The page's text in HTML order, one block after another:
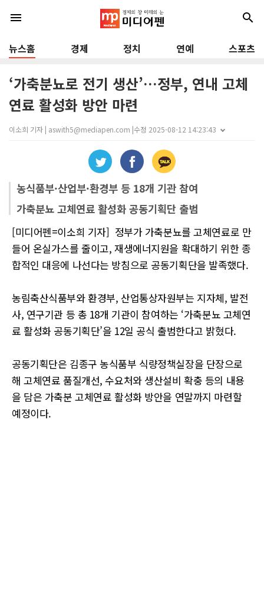
menu search
뉴스홈 경제 정치 연예 스포츠
‘가축분뇨로 전기 생산’…정부, 연내 고체
연료 활성화 방안 마련
이소희 기자 | aswith5@mediapen.com |수정 2025-08-12 14:23:43
농식품부·산업부·환경부 등 18개 기관 참여
가축분뇨 고체연료 활성화 공동기획단 출범
[미디어펜=이소희 기자] 정부가 가축분뇨를 고체연료로 만
들어 온실가스를 줄이고, 재생에너지원을 확대하기 위한 종
합적인 대응에 나선다는 방침으로 공동기획단을 발족했다.
농림축산식품부와 환경부, 산업통상자원부는 지자체, 발전
사, 연구기관 등 총 18개 기관이 참여하는 ‘가축분뇨 고체연
료 활성화 공동기획단’을 12일 공식 출범한다고 밝혔다.
공동기획단은 김종구 농식품부 식량정책실장을 단장으로
해 고체연료 품질개선, 수요처와 생산설비 확충 등의 내용
을 담은 가축분 고체연료 활성화 방안을 연말까지 마련할
예정이다.